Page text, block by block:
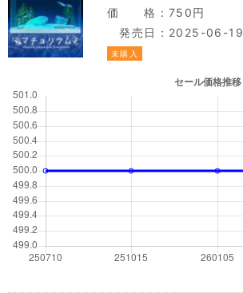
価 格：750円
発売日：2025-06-19
未購入